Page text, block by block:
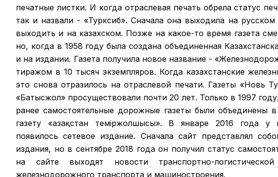
печатные листки. И когда отраслевая печать обрела статус
так и назвали - «Турксиб». Сначала она выходила на
выходить и на казахском. Позже на какое-то время газета
но, когда в 1958 году была создана объединенная
и на издании. Газета получила новое название -
тиражом в 10 тысяч экземпляров. Когда казахстанские
это снова отразилось на отраслевой печати. Газеты «Новь
«Батысжол» просуществовали почти 20 лет. Только в 1997
ранее самостоятельные дорожные газеты были объединены
газету «Қазақстан темiржолшысы». В январе 2016 года у
появилось сетевое издание. Сначала сайт представлял
издания, но в сентябре 2018 года он получил статус
на сайте выходят новости транспортно-
железнодорожного транспорта и машиностроения.